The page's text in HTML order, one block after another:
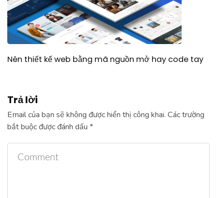
Nên thiết kế web bằng mã nguồn mở hay code tay
Trả lời
Email của bạn sẽ không được hiển thị công khai. Các trường
bắt buộc được đánh dấu *